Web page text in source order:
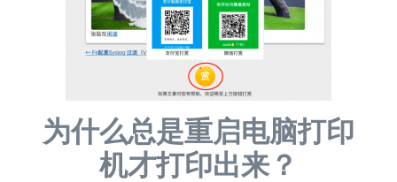
为什么总是重启电脑打印
机才打印出来？